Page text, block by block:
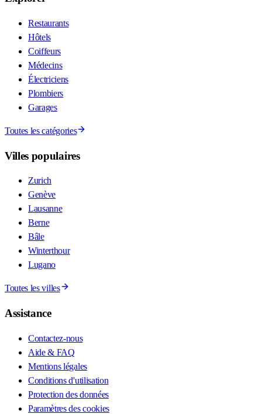
Restaurants
Hôtels
Coiffeurs
Médecins
Électriciens
Plombiers
Garages
Toutes les catégories
Villes populaires
Zurich
Genève
Lausanne
Berne
Bâle
Winterthour
Lugano
Toutes les villes
Assistance
Contactez-nous
Aide & FAQ
Mentions légales
Conditions d'utilisation
Protection des données
Paramètres des cookies